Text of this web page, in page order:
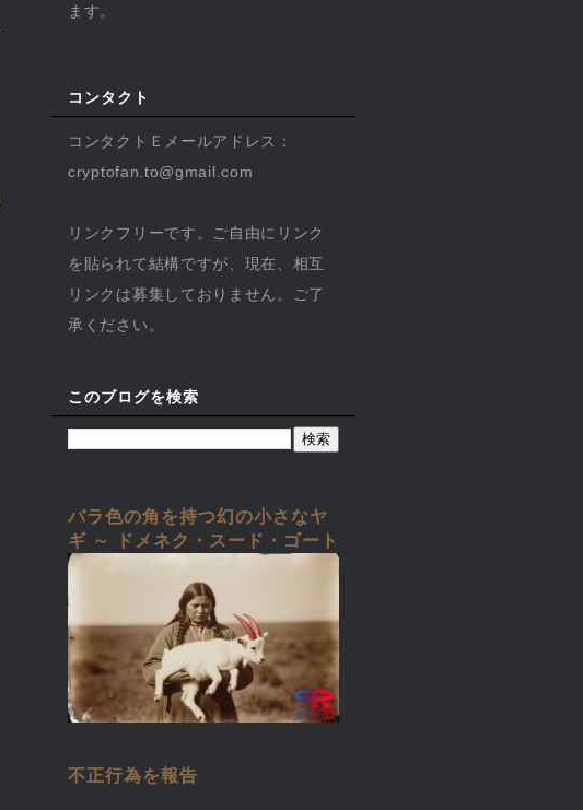
ます。
コンタクト
コンタクトＥメールアドレス：
cryptofan.to@gmail.com
リンクフリーです。ご自由にリンク
を貼られて結構ですが、現在、相互
リンクは募集しておりません。ご了
承ください。
このブログを検索
バラ色の角を持つ幻の小さなヤ
ギ ～ ドメネク・スード・ゴート
不正行為を報告